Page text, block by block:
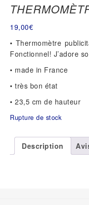
19,00€
• Thermomètre
Fonctionnel! J’adore
• made in France
• très bon état
• 23,5 cm de hauteur
Rupture de stock
Description